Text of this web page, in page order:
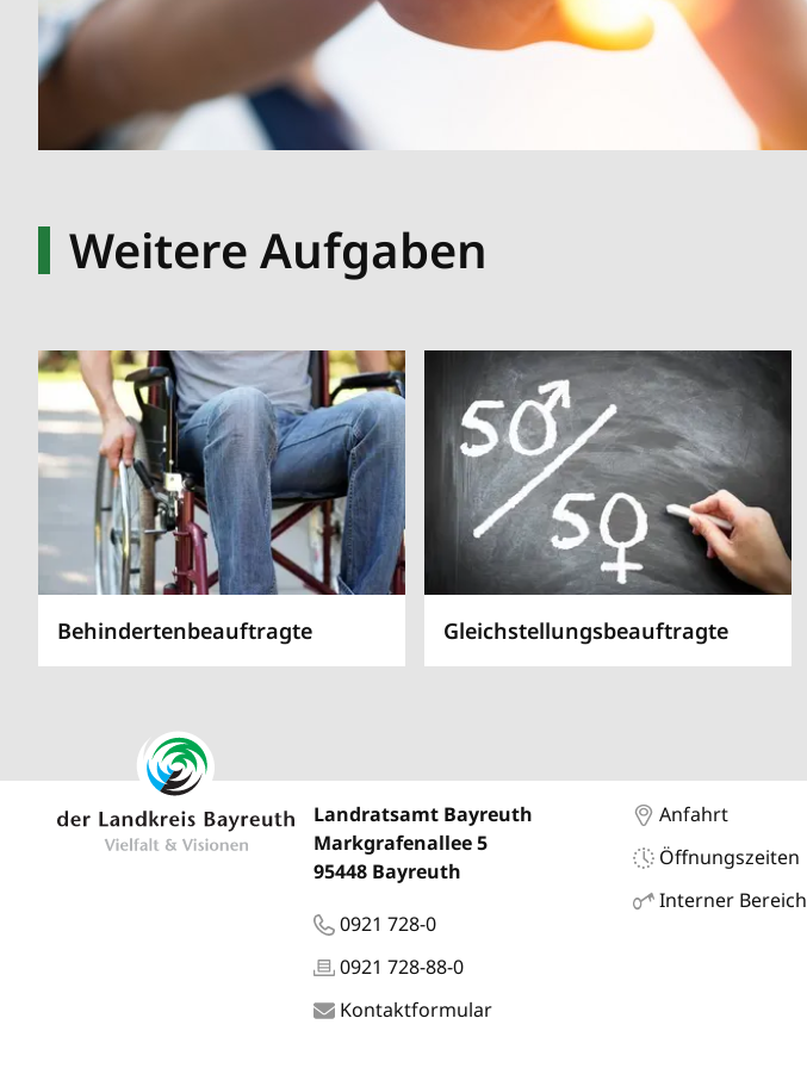
Weitere Aufgaben
Behindertenbeauftragte Gleichstellungsbeauftragte
Landratsamt Bayreuth
Markgrafenallee 5
95448 Bayreuth
0921 728-0
0921 728-88-0
Kontaktformular
Anfahrt
Öffnungszeiten
Interner Bereich